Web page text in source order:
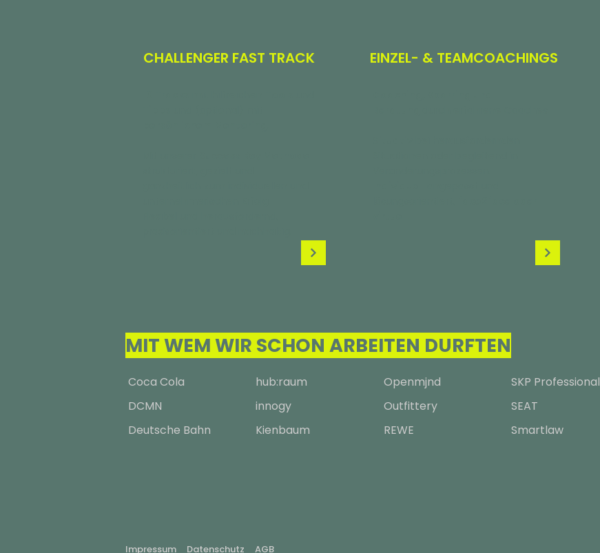
CHALLENGER FAST TRACK EINZEL- & TEAMCOACHINGS
MIT WEM WIR SCHON ARBEITEN DURFTEN
Coca Cola
DCMN
Deutsche Bahn
hub:raum
innogy
Kienbaum
Openmjnd
Outfittery
REWE
SKP Professional
SEAT
Smartlaw
Impressum Datenschutz AGB